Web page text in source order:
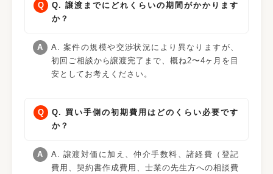
Q. 譲渡までにどれくらいの期間がかかります
か？
A. 案件の規模や交渉状況により異なりますが、
初回ご相談から譲渡完了まで、概ね2〜4ヶ月を目
安としてお考えください。
Q. 買い手側の初期費用はどのくらい必要です
か？
A. 譲渡対価に加え、仲介手数料、諸経費（登記
費用、契約書作成費用、士業の先生方への相談費